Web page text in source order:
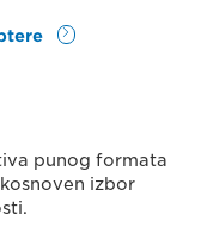
punog formata
izbor